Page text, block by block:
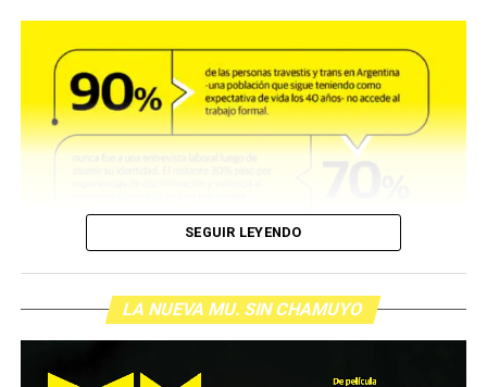
SEGUIR LEYENDO
LA NUEVA MU. SIN CHAMUYO